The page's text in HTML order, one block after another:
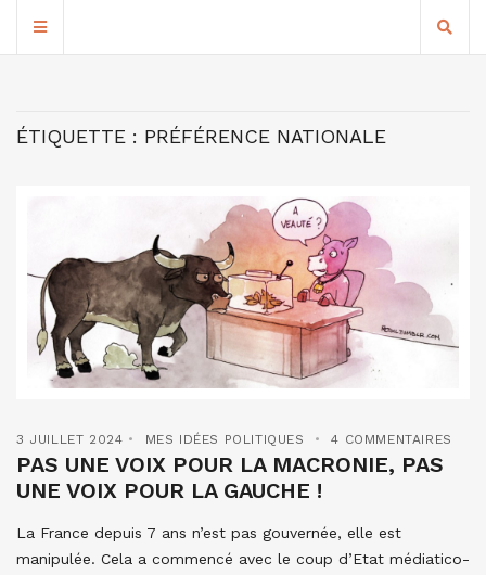
ÉTIQUETTE : PRÉFÉRENCE NATIONALE
3 JUILLET 2024 MES IDÉES POLITIQUES 4 COMMENTAIRES
PAS UNE VOIX POUR LA MACRONIE, PAS
UNE VOIX POUR LA GAUCHE !
La France depuis 7 ans n’est pas gouvernée, elle est
manipulée. Cela a commencé avec le coup d’Etat médiatico-